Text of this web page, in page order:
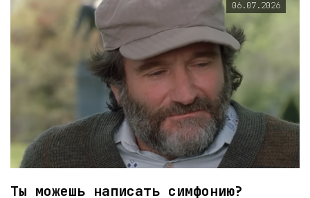
06.07.2026
Ты можешь написать симфонию?